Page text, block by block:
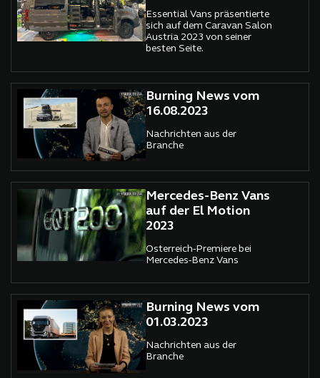
Essential Vans präsentierte
sich auf dem Caravan Salon
Austria 2023 von seiner
besten Seite.
Burning News vom
16.08.2023
Nachrichten aus der
Branche
Mercedes-Benz Vans
auf der El Motion
2023
Österreich-Premiere bei
Mercedes-Benz Vans
Burning News vom
01.03.2023
Nachrichten aus der
Branche